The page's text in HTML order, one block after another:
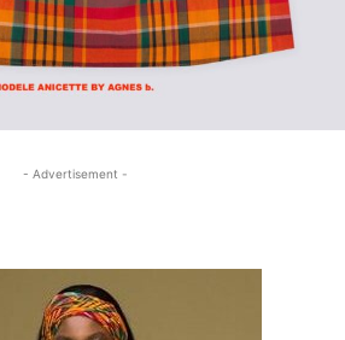
- Advertisement -